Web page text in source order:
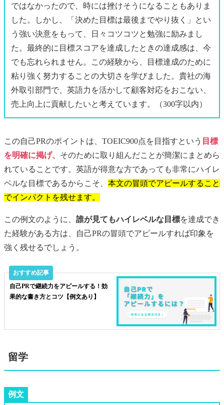
ではなかったので、時には挫けそうになることもありま
した。しかし、「決めた目標は最後までやり抜く」とい
う強い決意をもって、日々コツコツと勉強に励みまし
た。最終的に目標スコアを達成したときの達成感は、今
でも忘れられません。この経験から、目標達成のために
粘り強く努力することの大切さを学びました。貴社の海
外取引部門で、英語力を活かして顧客対応をおこない、
売上向上に貢献したいと考えています。（300字以内）
この自己PRのポイントは、TOEIC900点を目指すという 目標
を明確に掲げ、 そのために取り組んだことが簡潔にまとめら
れていることです。英語が得意な方であっても非常にハイレ
ベルな目標であるからこそ、 本文の冒頭でアピールすること
でインパクトを残せます。
この例文のように、 誰が見てもハイレベルな目標を達成でき
た経験がある方は、自己PRの冒頭でアピールすれば印象を
強く残せるでしょう。
自己PRで継続力をアピールする！効
果的な書き方とコツ【例文あり】
留学
例文